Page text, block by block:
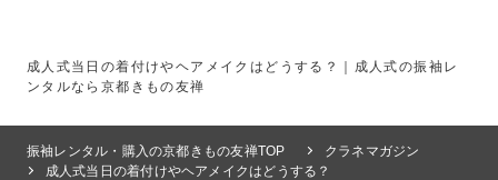
成人式当日の着付けやヘアメイクはどうする？｜成人式の振袖レ
ンタルなら京都きもの友禅
振袖レンタル・購入の京都きもの友禅TOP
クラネマガジン
成人式当日の着付けやヘアメイクはどうする？